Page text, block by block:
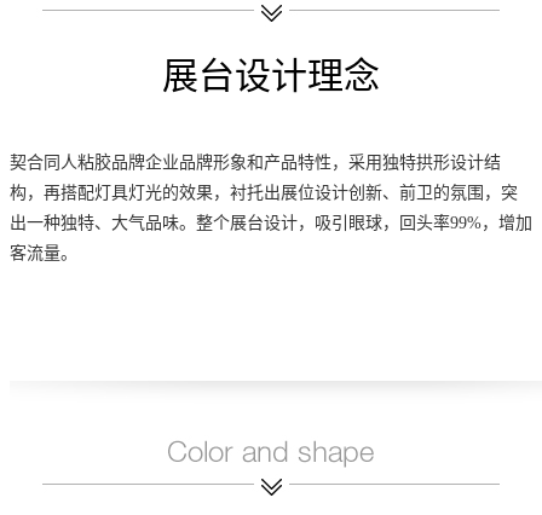
展台设计理念
契合同人粘胶品牌企业品牌形象和产品特性，采用独特拱形设计结
构，再搭配灯具灯光的效果，衬托出展位设计创新、前卫的氛围，突
出一种独特、大气品味。整个展台设计，吸引眼球，回头率99%，增加
客流量。